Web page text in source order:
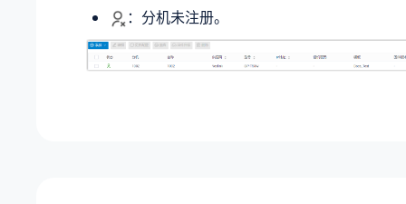
：分机未注册。